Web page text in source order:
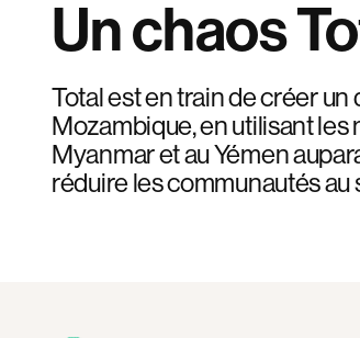
Un chaos
Total est en train de créer
Mozambique, en utilisant
Myanmar et au Yémen
réduire les communautés au